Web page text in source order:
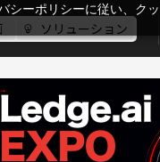
シーポリシーに従い、ク
ソリューション